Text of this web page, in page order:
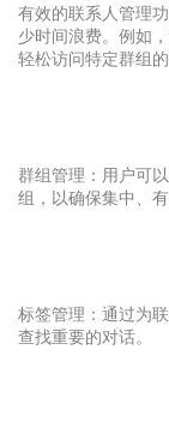
有效的联系人管理
少时间浪费。例如
轻松访问特定群组
群组管理：用户可
组，以确保集中、有
标签管理：通过为
查找重要的对话。